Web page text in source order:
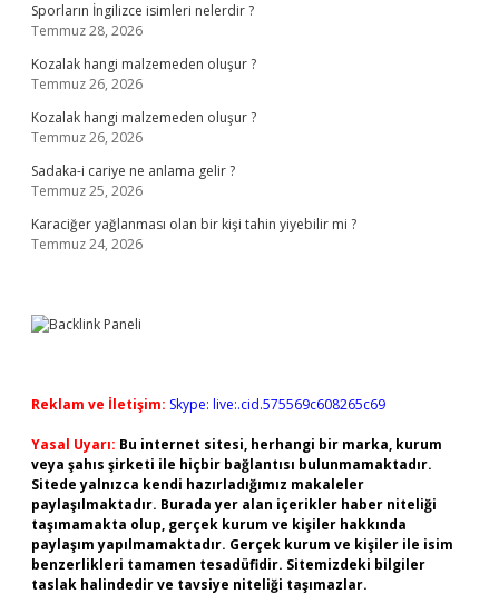
Sporların İngilizce isimleri nelerdir ?
Temmuz 28, 2026
Kozalak hangi malzemeden oluşur ?
Temmuz 26, 2026
Kozalak hangi malzemeden oluşur ?
Temmuz 26, 2026
Sadaka-i cariye ne anlama gelir ?
Temmuz 25, 2026
Karaciğer yağlanması olan bir kişi tahin yiyebilir mi ?
Temmuz 24, 2026
Reklam ve İletişim: Skype: live:.cid.575569c608265c69
Yasal Uyarı: Bu internet sitesi, herhangi bir marka, kurum
veya şahıs şirketi ile hiçbir bağlantısı bulunmamaktadır.
Sitede yalnızca kendi hazırladığımız makaleler
paylaşılmaktadır. Burada yer alan içerikler haber niteliği
taşımamakta olup, gerçek kurum ve kişiler hakkında
paylaşım yapılmamaktadır. Gerçek kurum ve kişiler ile isim
benzerlikleri tamamen tesadüfidir. Sitemizdeki bilgiler
taslak halindedir ve tavsiye niteliği taşımazlar.